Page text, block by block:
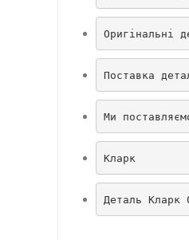
Оригінальні
Поставка
Ми
Кларк
Деталь Кларк